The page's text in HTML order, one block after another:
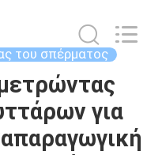
του σπέρματος
για